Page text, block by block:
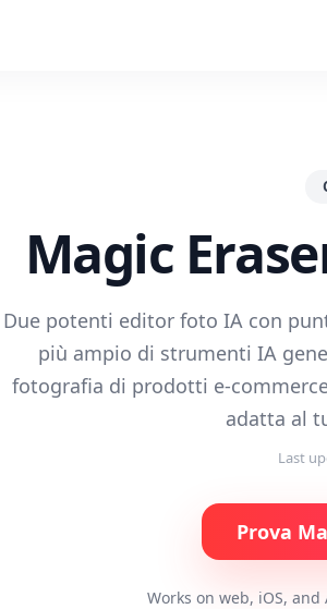
Magic
Due potenti editor foto IA con
più ampio di strumenti IA
fotografia di prodotti e-
adatta al
Last
Prova
Works on web, iOS,